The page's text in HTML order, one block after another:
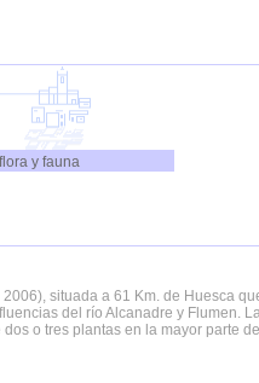
flora y fauna
situada a 61 Km. de Huesca
del río Alcanadre y Flumen. La
o tres plantas en la mayor parte